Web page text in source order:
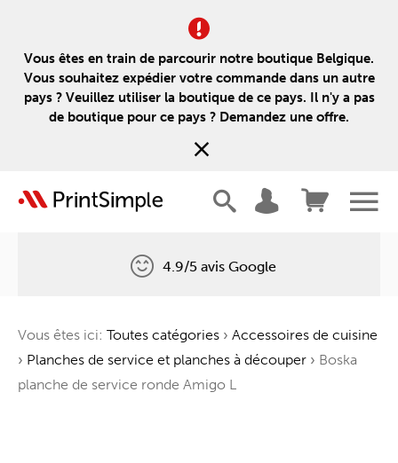
Vous êtes en train de parcourir notre boutique Belgique.
Vous souhaitez expédier votre commande dans un autre
pays ? Veuillez utiliser la boutique de ce pays. Il n'y a pas
de boutique pour ce pays ? Demandez une offre.
Un arbre pour chaque commande
4.9/5 avis Google
Vous êtes ici: Toutes catégories › Accessoires de cuisine
› Planches de service et planches à découper › Boska
planche de service ronde Amigo L